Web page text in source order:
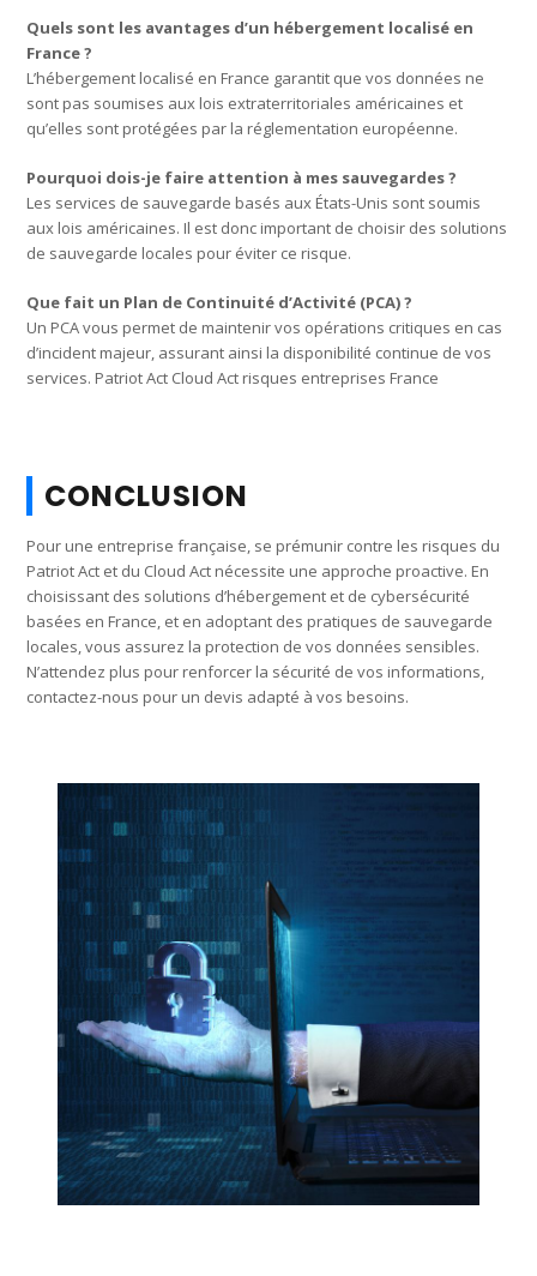
Quels sont les avantages d’un hébergement localisé en
France ?
L’hébergement localisé en France garantit que vos données ne
sont pas soumises aux lois extraterritoriales américaines et
qu’elles sont protégées par la réglementation européenne.
Pourquoi dois-je faire attention à mes sauvegardes ?
Les services de sauvegarde basés aux États-Unis sont soumis
aux lois américaines. Il est donc important de choisir des solutions
de sauvegarde locales pour éviter ce risque.
Que fait un Plan de Continuité d’Activité (PCA) ?
Un PCA vous permet de maintenir vos opérations critiques en cas
d’incident majeur, assurant ainsi la disponibilité continue de vos
services. Patriot Act Cloud Act risques entreprises France
CONCLUSION
Pour une entreprise française, se prémunir contre les risques du
Patriot Act et du Cloud Act nécessite une approche proactive. En
choisissant des solutions d’hébergement et de cybersécurité
basées en France, et en adoptant des pratiques de sauvegarde
locales, vous assurez la protection de vos données sensibles.
N’attendez plus pour renforcer la sécurité de vos informations,
contactez-nous pour un devis adapté à vos besoins.